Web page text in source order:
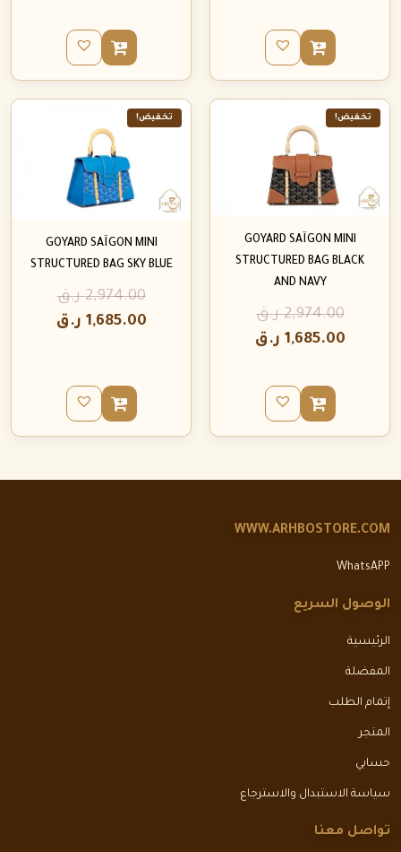
تخفيض!
GOYARD SAÏGON MINI
STRUCTURED BAG BLACK
AND NAVY
2,974.00 ر.ق
1,685.00 ر.ق
تخفيض!
GOYARD SAÏGON MINI
STRUCTURED BAG SKY BLUE
2,974.00 ر.ق
1,685.00 ر.ق
WWW.ARHBOSTORE.COM
WhatsAPP
الوصول السريع
الرئيسية
المفضلة
إتمام الطلب
المتجر
حسابي
سياسة الاستبدال والاسترجاع
تواصل معنا